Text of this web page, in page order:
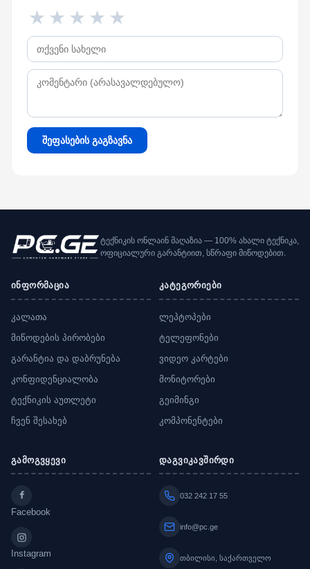
★
★
★
★
★
შეფასების გაგზავნა
ტექნიკის ონლაინ მაღაზია — 100% ახალი ტექნიკა,
ოფიციალური გარანტიით, სწრაფი მიწოდებით.
ინფორმაცია
კალათა
მიწოდების პირობები
გარანტია და დაბრუნება
კონფიდენციალობა
ტექნიკის აუთლეტი
ჩვენ შესახებ
კატეგორიები
ლეპტოპები
ტელეფონები
ვიდეო კარტები
მონიტორები
გეიმინგი
კომპონენტები
გამოგვყევი
Facebook
Instagram
დაგვიკავშირდი
032 242 17 55
info@pc.ge
თბილისი, საქართველო